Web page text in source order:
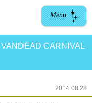
Menu
CARNIVAL
2014.08.28